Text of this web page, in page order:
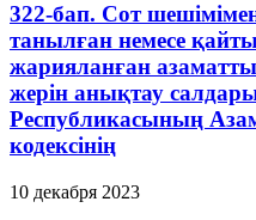
322-бап. Сот
танылған немесе
жарияланған
жерін анықтау
Республикасының
кодексінің
10 декабря 2023